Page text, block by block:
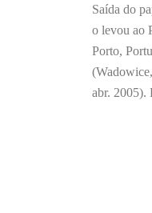
Saída do
o levou ao
Porto,
abr. 2005).